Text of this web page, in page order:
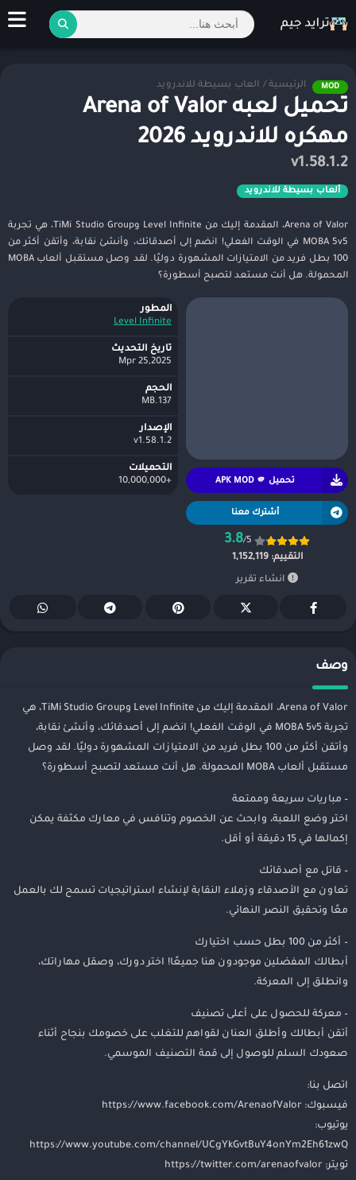
MOD الرئيسية / ألعاب بسيطة للاندرويد
تحميل لعبه Arena of Valor
مهكره للاندرويد 2026
v1.58.1.2
ألعاب بسيطة للاندرويد
Arena of Valor، المقدمة إليك من Level Infinite وTiMi Studio Group، هي تجربة
MOBA 5v5 في الوقت الفعلي! انضم إلى أصدقائك، وأنشئ نقابة، وأتقن أكثر من
100 بطل فريد من الامتيازات المشهورة دوليًا. لقد وصل مستقبل ألعاب MOBA
المحمولة. هل أنت مستعد لتصبح أسطورة؟
تحميل APK MOD 🫵
أشترك معنا
3.8/5
التقييم:1,152,119
انشاء تقرير
المطور
Level Infinite
تاريخ التحديث
25,2025 Mpr
الحجم
137.MB
الإصدار
v1.58.1.2
التحميلات
+10,000,000
وصف
Arena of Valor، المقدمة إليك من Level Infinite وTiMi Studio Group، هي
تجربة MOBA 5v5 في الوقت الفعلي! انضم إلى أصدقائك، وأنشئ نقابة،
وأتقن أكثر من 100 بطل فريد من الامتيازات المشهورة دوليًا. لقد وصل
مستقبل ألعاب MOBA المحمولة. هل أنت مستعد لتصبح أسطورة؟
– مباريات سريعة وممتعة
اختر وضع اللعبة، وابحث عن الخصوم وتنافس في معارك مكثفة يمكن
إكمالها في 15 دقيقة أو أقل.
– قاتل مع أصدقائك
تعاون مع الأصدقاء وزملاء النقابة لإنشاء استراتيجيات تسمح لك بالعمل
معًا وتحقيق النصر النهائي.
– أكثر من 100 بطل حسب اختيارك
أبطالك المفضلين موجودون هنا جميعًا! اختر دورك، وصقل مهاراتك،
وانطلق إلى المعركة.
– معركة للحصول على أعلى تصنيف
أتقن أبطالك وأطلق العنان لقواهم للتغلب على خصومك بنجاح أثناء
صعودك السلم للوصول إلى قمة التصنيف الموسمي.
اتصل بنا:
فيسبوك: https://www.facebook.com/ArenaofValor
يوتيوب:
https://www.youtube.com/channel/UCgYkGvtBuY4onYm2Eh61zwQ
تويتر: https://twitter.com/arenaofvalor